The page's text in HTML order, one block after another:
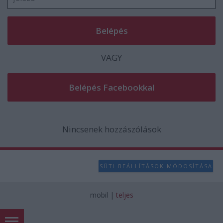
VAGY
Nincsenek hozzászólások
SÜTI BEÁLLÍTÁSOK MÓDOSÍTÁSA
mobil | teljes